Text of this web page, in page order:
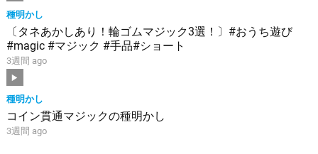
種明かし
〔タネあかしあり！輪ゴムマジック3選！〕#おうち遊び
#magic #マジック #手品#ショート
3週間 ago
種明かし
コイン貫通マジックの種明かし
3週間 ago